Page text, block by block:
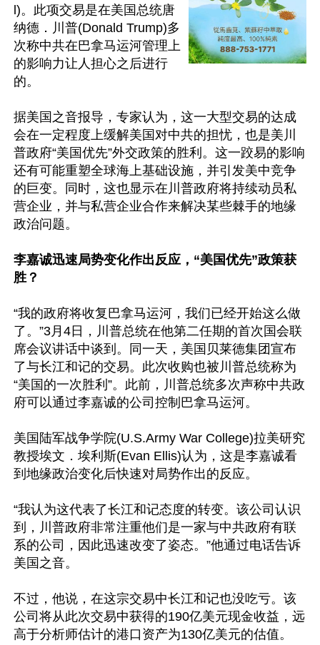
l)。此项交易是在美国总统唐
纳德．川普(Donald Trump)多
次称中共在巴拿马运河管理上
的影响力让人担心之后进行
的。
据美国之音报导，专家认为，这一大型交易的达成
会在一定程度上缓解美国对中共的担忧，也是美川
普政府“美国优先”外交政策的胜利。这一跤易的影响
还有可能重塑全球海上基础设施，并引发美中竞争
的巨变。同时，这也显示在川普政府将持续动员私
营企业，并与私营企业合作来解决某些棘手的地缘
政治问题。
李嘉诚迅速局势变化作出反应，“美国优先”政策获
胜？
“我的政府将收复巴拿马运河，我们已经开始这么做
了。”3月4日，川普总统在他第二任期的首次国会联
席会议讲话中谈到。同一天，美国贝莱德集团宣布
了与长江和记的交易。此次收购也被川普总统称为
“美国的一次胜利”。此前，川普总统多次声称中共政
府可以通过李嘉诚的公司控制巴拿马运河。
美国陆军战争学院(U.S.Army War College)拉美研究
教授埃文．埃利斯(Evan Ellis)认为，这是李嘉诚看
到地缘政治变化后快速对局势作出的反应。
“我认为这代表了长江和记态度的转变。该公司认识
到，川普政府非常注重他们是一家与中共政府有联
系的公司，因此迅速改变了姿态。”他通过电话告诉
美国之音。
不过，他说，在这宗交易中长江和记也没吃亏。该
公司将从此次交易中获得的190亿美元现金收益，远
高于分析师估计的港口资产为130亿美元的估值。